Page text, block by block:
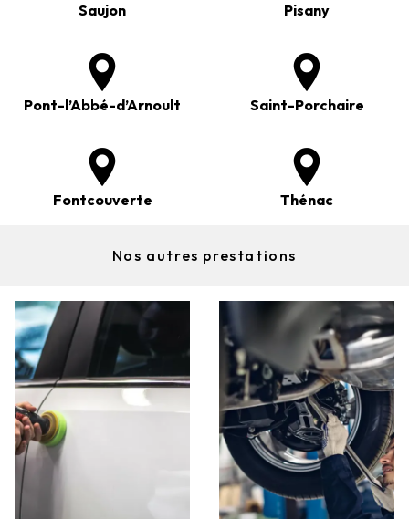
Saujon Pisany
Pont-l’Abbé-d’Arnoult Saint-Porchaire
Fontcouverte Thénac
Nos autres prestations